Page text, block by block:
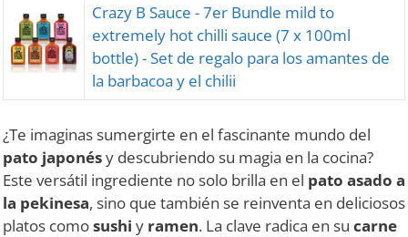
Crazy B Sauce - 7er Bundle mild to
extremely hot chilli sauce (7 x 100ml
bottle) - Set de regalo para los amantes de
la barbacoa y el chilii
¿Te imaginas sumergirte en el fascinante mundo del
pato japonésy descubriendo su magia en la cocina?
Este versátil ingrediente no solo brilla en el pato asado a
la pekinesa, sino que también se reinventa en deliciosos
platos comosushi y ramen. La clave radica en su carne